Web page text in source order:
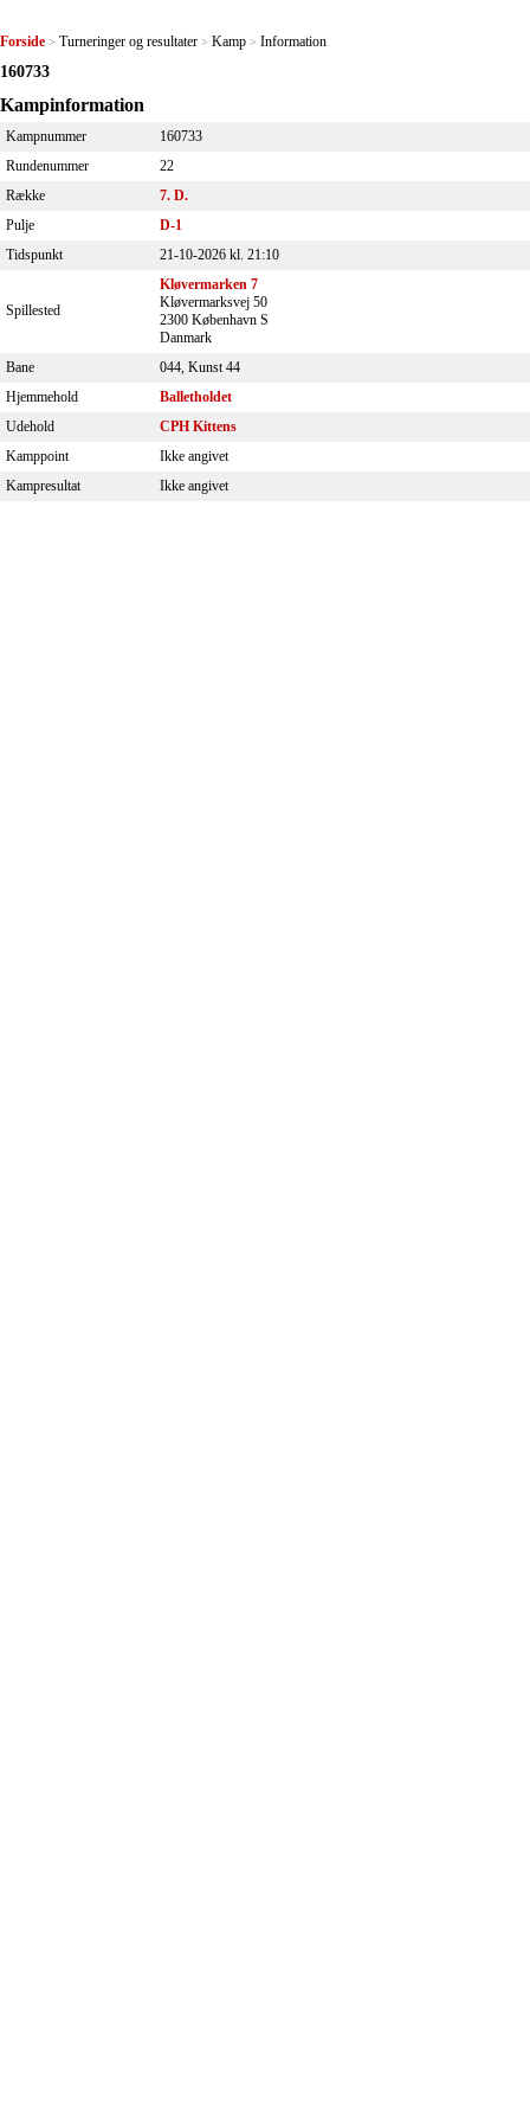
Forside > Turneringer og resultater > Kamp > Information
160733
Kampinformation
Kampnummer
160733
Rundenummer
22
Række
7. D.
Pulje
D-1
Tidspunkt
21-10-2026 kl. 21:10
Spillested
Kløvermarken 7
Kløvermarksvej 50
2300 København S
Danmark
Bane
044, Kunst 44
Hjemmehold
Balletholdet
Udehold
CPH Kittens
Kamppoint
Ikke angivet
Kampresultat
Ikke angivet